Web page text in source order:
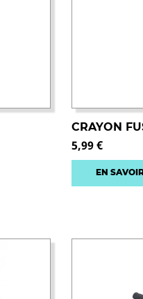
CRAYON
5,99 €
EN